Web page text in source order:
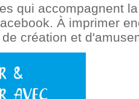
qui accompagnent
À imprimer
création et